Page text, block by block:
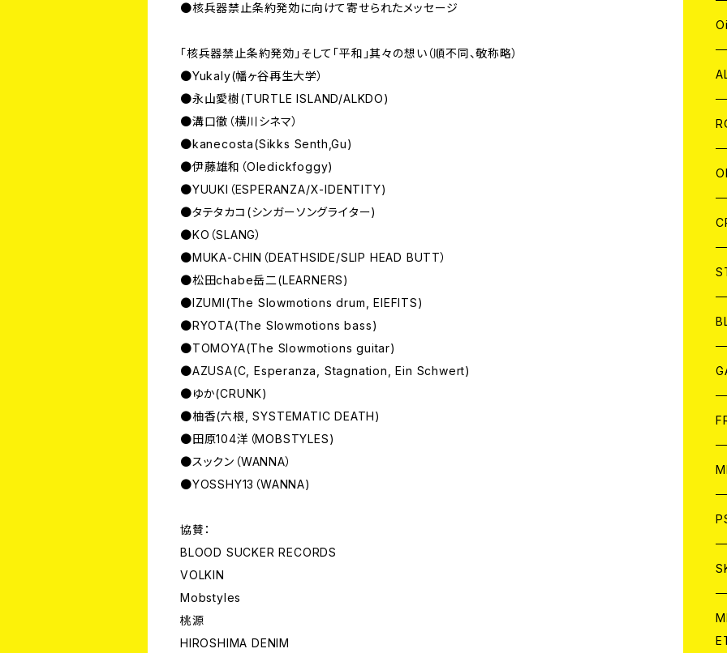
●核兵器禁止条約発効に向けて寄せられたメッセージ
「核兵器禁止条約発効」そして「平和」其々の想い（順不同、敬称略）
●Yukaly(幡ヶ谷再生大学）
●永山愛樹(TURTLE ISLAND/ALKDO)
●溝口徹（横川シネマ）
●kanecosta(Sikks Senth,Gu)
●伊藤雄和（Oledickfoggy)
●YUUKI（ESPERANZA/X-IDENTITY)
●タテタカコ(シンガーソングライター)
●KO（SLANG）
●MUKA-CHIN（DEATHSIDE/SLIP HEAD BUTT）
●松田chabe岳二(LEARNERS)
●IZUMI(The Slowmotions drum, EIEFITS)
●RYOTA(The Slowmotions bass)
●TOMOYA(The Slowmotions guitar)
●AZUSA(C, Esperanza, Stagnation, Ein Schwert)
●ゆか(CRUNK)
●柚香(六根, SYSTEMATIC DEATH)
●田原104洋（MOBSTYLES)
●スックン（WANNA）
●YOSSHY13（WANNA)
協賛：
BLOOD SUCKER RECORDS
VOLKIN
Mobstyles
桃源
HIROSHIMA DENIM
CD
CD
CD
CD